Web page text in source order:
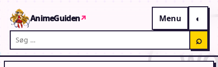
AnimeGuiden↗
Menu
Søg på AnimeGuiden
⌕